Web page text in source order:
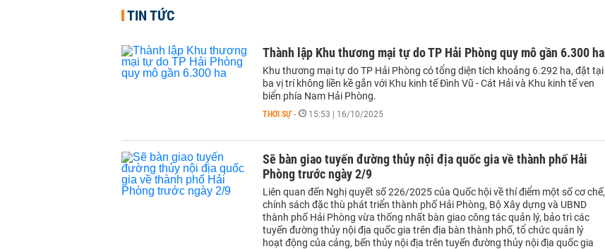
TIN TỨC
Thành lập Khu thương mại tự do TP Hải Phòng quy mô gần 6.300 ha
Khu thương mại tự do TP Hải Phòng có tổng diện tích khoảng 6.292 ha, đặt tại
ba vị trí không liền kề gắn với Khu kinh tế Đình Vũ - Cát Hải và Khu kinh tế ven
biển phía Nam Hải Phòng.
THỜI SỰ - 15:53 | 16/10/2025
Sẽ bàn giao tuyến đường thủy nội địa quốc gia về thành phố Hải
Phòng trước ngày 2/9
Liên quan đến Nghị quyết số 226/2025 của Quốc hội về thí điểm một số cơ chế,
chính sách đặc thù phát triển thành phố Hải Phòng, Bộ Xây dựng và UBND
thành phố Hải Phòng vừa thống nhất bàn giao công tác quản lý, bảo trì các
tuyến đường thủy nội địa quốc gia trên địa bàn thành phố, tổ chức quản lý
hoạt động của cảng, bến thủy nội địa trên tuyến đường thủy nội địa quốc gia